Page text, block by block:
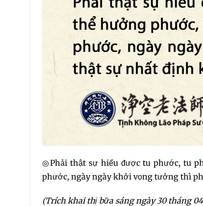
◎Phải thật sự hiểu được tu phước, tu
phước, ngày ngày khởi vọng tưởng thì
(Trích khai thị bữa sáng ngày 30 tháng